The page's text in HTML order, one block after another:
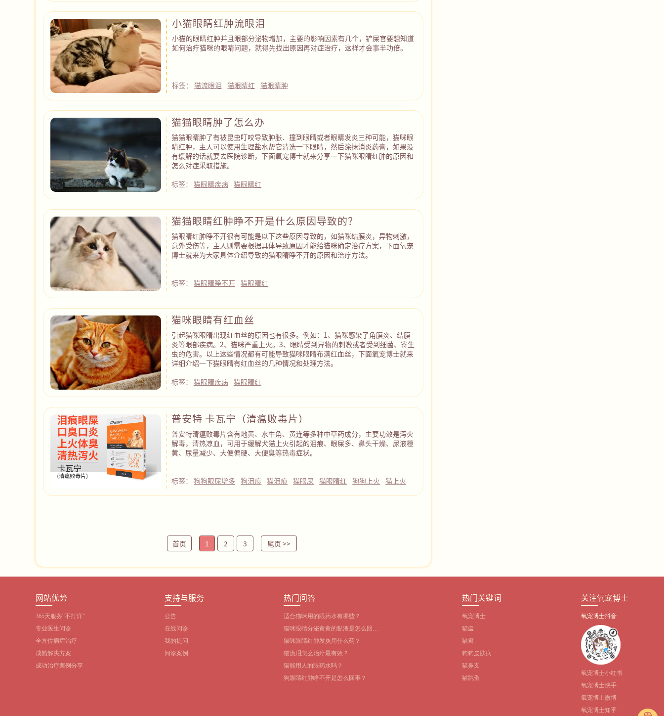
小猫眼睛红肿流眼泪
小猫的眼睛红肿并且眼部分泌物增加，主要的影响因素有几个，铲屎官要想知道
如何治疗猫咪的眼睛问题，就得先找出原因再对症治疗，这样才会事半功倍。
标签： 猫流眼泪 猫眼睛红 猫眼睛肿
猫猫眼睛肿了怎么办
猫猫眼睛肿了有被昆虫叮咬导致肿胀、撞到眼睛或者眼睛发炎三种可能，猫咪眼
睛红肿，主人可以使用生理盐水帮它清洗一下眼睛，然后涂抹消炎药膏，如果没
有缓解的话就要去医院诊断，下面氧宠博士就来分享一下猫咪眼睛红肿的原因和
怎么对症采取措施。
标签： 猫眼睛疾病 猫眼睛红
猫猫眼睛红肿睁不开是什么原因导致的？
猫眼睛红肿睁不开很有可能是以下这些原因导致的，如猫咪结膜炎，异物刺激，
意外受伤等，主人则需要根据具体导致原因才能给猫咪确定治疗方案，下面氧宠
博士就来为大家具体介绍导致的猫眼睛睁不开的原因和治疗方法。
标签：猫眼睛睁不开 猫眼睛红
猫咪眼睛有红血丝
引起猫咪眼睛出现红血丝的原因也有很多。例如：1、猫咪感染了角膜炎、结膜
炎等眼部疾病。2、猫咪严重上火。3、眼睛受到异物的刺激或者受到细菌、寄生
虫的危害。以上这些情况都有可能导致猫咪眼睛布满红血丝，下面氧宠博士就来
详细介绍一下猫眼睛有红血丝的几种情况和处理方法。
标签： 猫眼睛疾病 猫眼睛红
普安特 卡瓦宁（清瘟败毒片）
普安特清瘟败毒片含有地黄、水牛角、黄连等多种中草药成分，主要功效是泻火
解毒，清热凉血，可用于缓解犬猫上火引起的泪痕、眼屎多、鼻头干燥、尿液橙
黄、尿量减少、大便偏硬、大便臭等热毒症状。
标签：狗狗眼屎增多 狗泪痕 猫泪痕 猫眼屎 猫眼睛红 狗狗上火 猫上火
首页 1 2 3 尾页 >>
网站优势
365天服务“不打烊”
专业医生问诊
全方位病症治疗
成熟解决方案
成功治疗案例分享
支持与服务
公告
在线问诊
我的提问
问诊案例
热门问答
适合猫咪用的眼药水有哪些？‌
猫咪眼睛分泌黄黄的黏液是怎么回
事？
猫咪眼睛红肿发炎用什么药？
猫流泪怎么治疗最有效？
猫能用人的眼药水吗？
狗眼睛红肿睁不开是怎么回事？
热门关键词
氧宠博士
猫瘟
猫癣
狗狗皮肤病
猫鼻支
猫跳蚤
关注氧宠博士
氧宠博士抖音
氧宠博士小红书
氧宠博士快手
氧宠博士微博
氧宠博士知乎